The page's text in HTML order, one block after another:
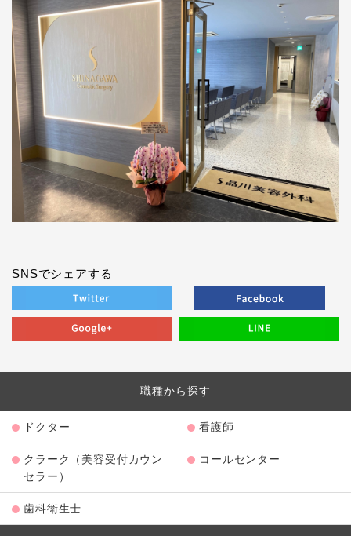
SNSでシェアする
職種から探す
ドクター 看護師
クラーク（美容受付カウン
セラー）
コールセンター
歯科衛生士